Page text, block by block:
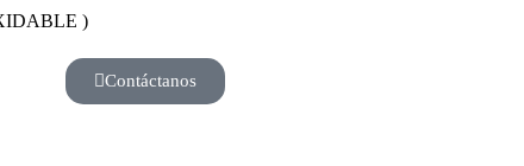
)
Contáctanos